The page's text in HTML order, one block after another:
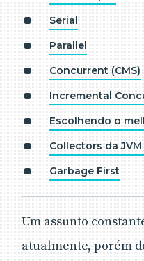
Serial
Parallel
Concurrent (CMS)
Incremental
Escolhendo o
Collectors da
Garbage First
Um assunto
atualmente, porém